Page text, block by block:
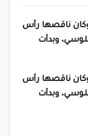
ناقصها رأس
وبدأت
ناقصها رأس
وبدأت